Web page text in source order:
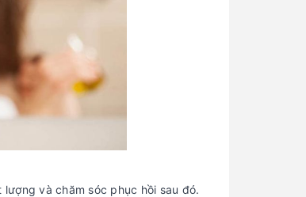
và chăm sóc phục hồi sau đó.